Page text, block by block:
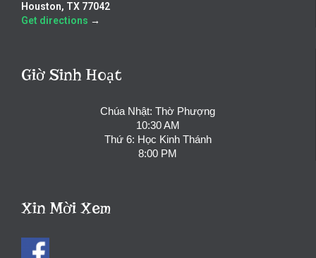
Houston, TX 77042
Get directions →
Giờ Sinh Hoạt
Chúa Nhật: Thờ Phượng
10:30 AM
Thứ 6: Học Kinh Thánh
8:00 PM
Xin Mời Xem